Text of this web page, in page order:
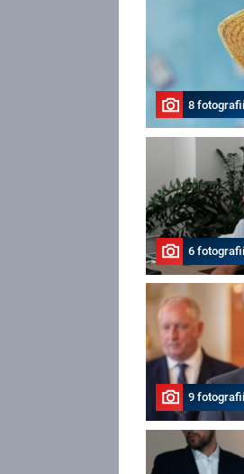
8 fotografií
6 fotografií
9 fotografií